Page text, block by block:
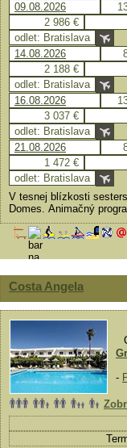
09.08.2026
2 986 €
odlet: Bratislava
14.08.2026
2 188 €
odlet: Bratislava
16.08.2026
3 037 €
odlet: Bratislava
21.08.2026
1 472 €
odlet: Bratislava
V tesnej blízkosti
Domes. Animačný
Costa Angela
-